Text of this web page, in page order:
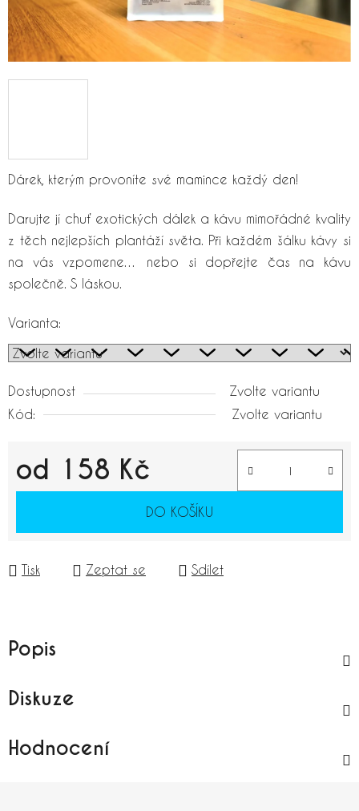
Dárek, kterým provoníte své mamince každý den!
Darujte jí chuť exotických dálek a kávu mimořádné kvality
z těch nejlepších plantáží světa. Při každém šálku kávy si
na vás vzpomene… nebo si dopřejte čas na kávu
společně. S láskou.
Varianta:
Dostupnost
Zvolte variantu
Kód:
Zvolte variantu
od 158 Kč
Měrná cena:
DO KOŠÍKU
Tisk Zeptat se Sdílet
Popis
Diskuze
Hodnocení